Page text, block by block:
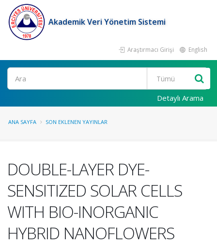
Akademik Veri Yönetim Sistemi
Araştırmacı Girişi English
Ara
Detaylı Arama
ANA SAYFA SON EKLENEN YAYINLAR
DOUBLE-LAYER DYE-
SENSITIZED SOLAR CELLS
WITH BIO-INORGANIC
HYBRID NANOFLOWERS